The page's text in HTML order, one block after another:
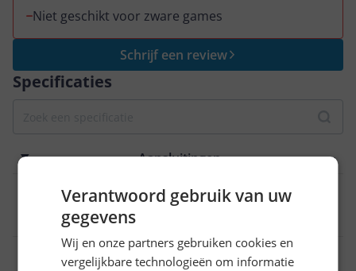
Specificaties
Aansluitingen
Aansluitingen
HDMI-aansluiting
Niet geschikt voor zware games
Schrijf een review
Verantwoord gebruik van uw
gegevens
Wij en onze partners gebruiken cookies en
vergelijkbare technologieën om informatie